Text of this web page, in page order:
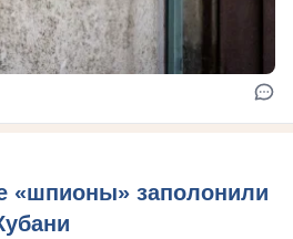
«шпионы» заполонили